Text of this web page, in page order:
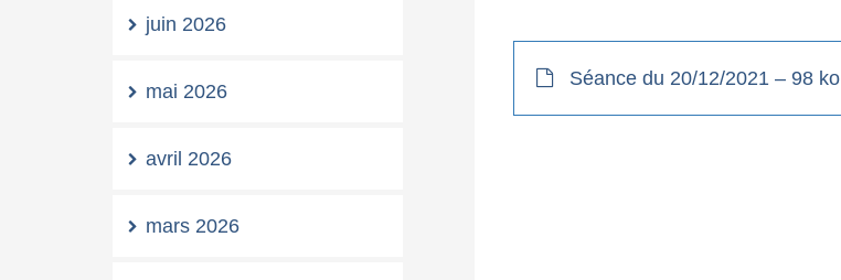
juin 2026
mai 2026
avril 2026
mars 2026
Séance du 20/12/2021 – 98 ko